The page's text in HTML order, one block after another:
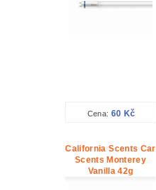
Cena: 60 Kč
California Scents Car
Scents Monterey
Vanilla 42g